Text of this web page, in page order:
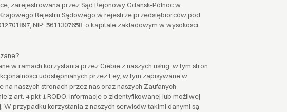
zarejestrowana przez Sąd Rejonowy Gdańsk-Północ w
Rejestru Sądowego w rejestrze przedsiębiorców pod
NIP: 5611307658, o kapitale zakładowym w wysokości
w ramach korzystania przez Ciebie z naszych usług, w tym stron
udostępnianych przez Fey, w tym zapisywane w
naszych stronach przez nas oraz naszych Zaufanych
z art. 4 pkt 1 RODO, informacje o zidentyfikowanej lub możliwej
W przypadku korzystania z naszych serwisów takimi danymi są